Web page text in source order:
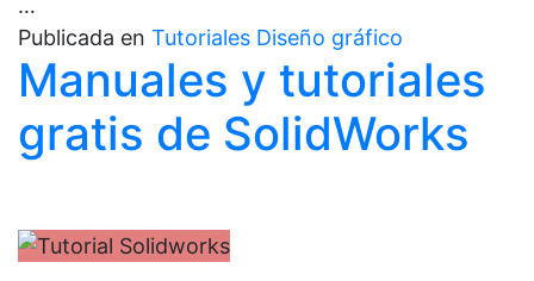
…
Publicada en Tutoriales Diseño gráfico
Manuales y tutoriales
gratis de SolidWorks